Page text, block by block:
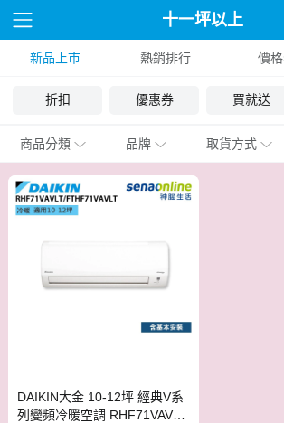
十一坪以上
新品上市 熱銷排行 價格
折扣 優惠券 買就送
商品分類 品牌 取貨方式
DAIKIN大金 10-12坪 經典V系
列變頻冷暖空調 RHF71VAVL